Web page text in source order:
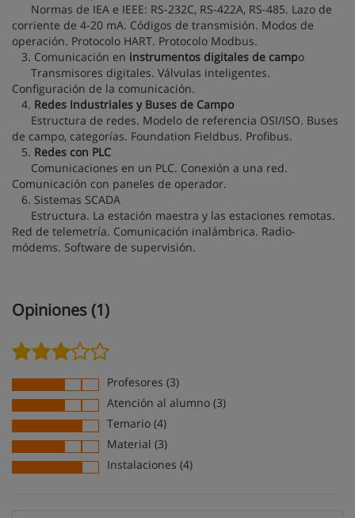
Normas de IEA e IEEE: RS-232C, RS-422A, RS-485. Lazo de
corriente de 4-20 mA. Códigos de transmisión. Modos de
operación. Protocolo HART. Protocolo Modbus.
3. Comunicación en instrumentos digitales de campo
Transmisores digitales. Válvulas inteligentes.
Configuración de la comunicación.
4. Redes Industriales y Buses de Campo
Estructura de redes. Modelo de referencia OSI/ISO. Buses
de campo, categorías. Foundation Fieldbus. Profibus.
5. Redes con PLC
Comunicaciones en un PLC. Conexión a una red.
Comunicación con paneles de operador.
6. Sistemas SCADA
Estructura. La estación maestra y las estaciones remotas.
Red de telemetría. Comunicación inalámbrica. Radio-
módems. Software de supervisión.
Opiniones (1)
Profesores (3)
Atención al alumno (3)
Temario (4)
Material (3)
Instalaciones (4)